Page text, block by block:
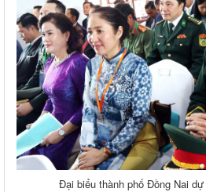
Đại biểu thành phố Đồng Nai